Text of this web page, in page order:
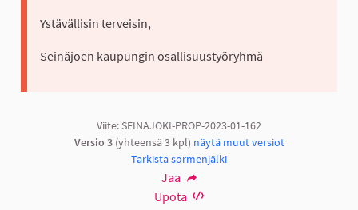
Ystävällisin terveisin,
Seinäjoen kaupungin osallisuustyöryhmä
Viite: SEINAJOKI-PROP-2023-01-162
Versio 3(yhteensä 3 kpl) näytä muut versiot
Tarkista sormenjälki
Jaa
Upota